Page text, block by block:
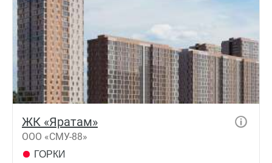
ЖК «Яратам»
ООО «СМУ-88»
ГОРКИ